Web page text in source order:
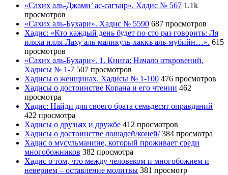
«Сахих аль-Джами’ ас-сагъир». Хадис № 567 1.1k
просмотров
«Сахих аль-Бухари». Хадис № 5590 687 просмотров
Хадис: «Кто каждый день будет по сто раз говорить: Ля
иляха илля-Лаху аль-маликуль-хаккъ аль-мубийн…». 615
просмотров
«Сахих аль-Бухари». 1. Книга: Начало откровений.
Хадисы № 1-7 507 просмотров
Хадисы о женщинах. Хадисы № 1-100 476 просмотров
Хадисы о достоинстве Корана и его чтении 462
просмотра
Хадис: Найди для своего брата семьдесят оправданий
422 просмотра
Хадисы о друзьях и дружбе 412 просмотров
Хадисы о достоинстве лошадей/коней/ 384 просмотра
Хадис о мусульманине, который проживает среди
многобожников 382 просмотра
Хадис о том, что между человеком и многобожием и
неверием – оставление молитвы 381 просмотр